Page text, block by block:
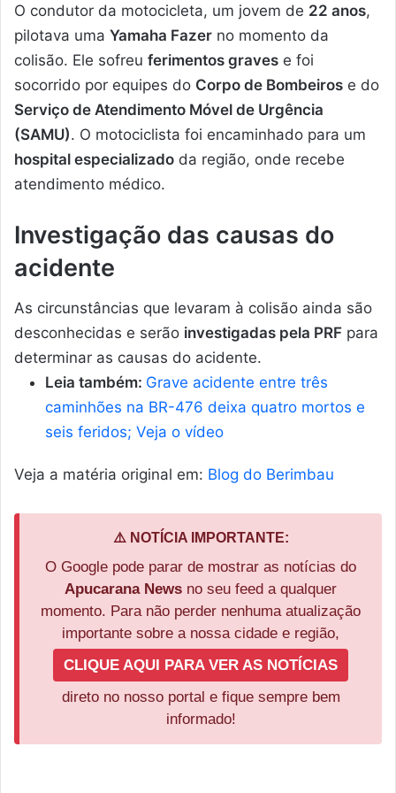
O condutor da motocicleta, um jovem de 22 anos,
pilotava uma Yamaha Fazer no momento da
colisão. Ele sofreu ferimentos graves e foi
socorrido por equipes do Corpo de Bombeiros e do
Serviço de Atendimento Móvel de Urgência
(SAMU). O motociclista foi encaminhado para um
hospital especializado da região, onde recebe
atendimento médico.
Investigação das causas do
acidente
As circunstâncias que levaram à colisão ainda são
desconhecidas e serão investigadas pela PRF para
determinar as causas do acidente.
Leia também: Grave acidente entre três
caminhões na BR-476 deixa quatro mortos e
seis feridos; Veja o vídeo
Veja a matéria original em: Blog do Berimbau
⚠️ NOTÍCIA IMPORTANTE:
O Google pode parar de mostrar as notícias do
Apucarana News no seu feed a qualquer
momento. Para não perder nenhuma atualização
importante sobre a nossa cidade e região,
CLIQUE AQUI PARA VER AS NOTÍCIAS
direto no nosso portal e fique sempre bem
informado!